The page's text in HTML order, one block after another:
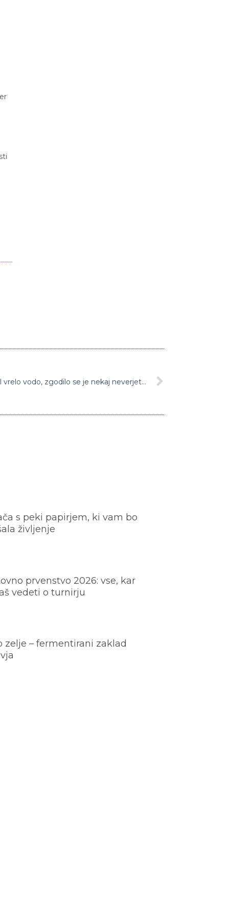
Pri -30 stopinj Celzija v zrak vrgel vrelo vodo, zgodilo se je nekaj neverjetnega
s peki papirjem, ki vam bo
življenje
prvenstvo 2026: vse, kar
vedeti o turnirju
zelje – fermentirani zaklad